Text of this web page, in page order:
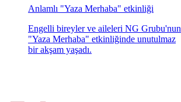
Anlamlı "Yaza Merhaba" etkinliği
Engelli bireyler ve aileleri NG Grubu'nun
"Yaza Merhaba" etkinliğinde unutulmaz
bir akşam yaşadı.